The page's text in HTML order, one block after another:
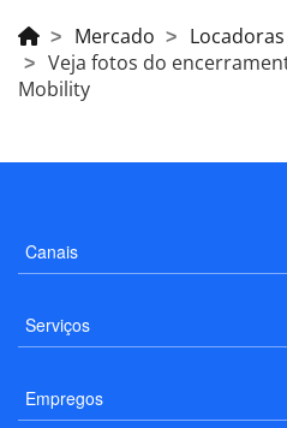
Mercado
Veja fotos do
Mobility
Canais
Serviços
Empregos